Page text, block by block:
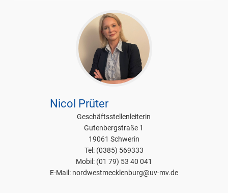
Nicol Prüter
Geschäftsstellenleiterin
Gutenbergstraße 1
19061 Schwerin
Tel: (0385) 569333
Mobil: (01 79) 53 40 041
E-Mail: nordwestmecklenburg@uv-mv.de